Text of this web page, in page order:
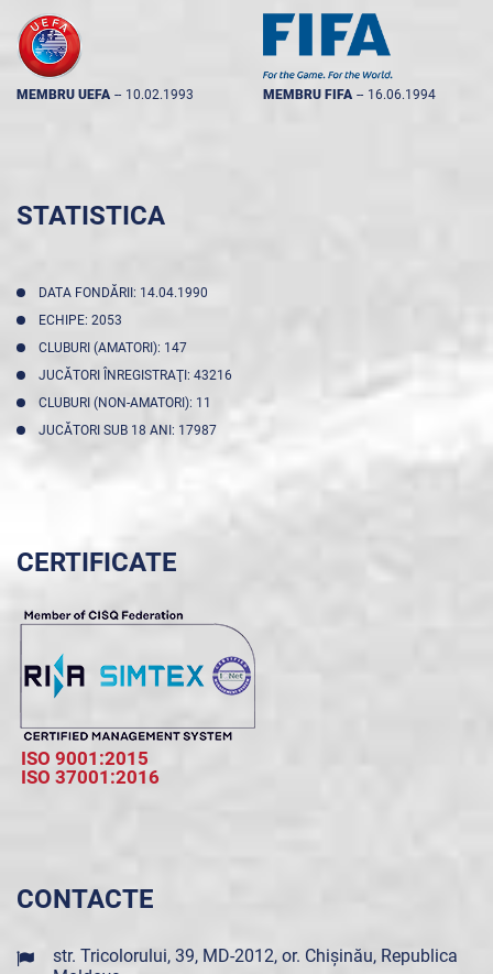
MEMBRU UEFA -- 10.02.1993 MEMBRU FIFA -- 16.06.1994
STATISTICA
DATA FONDĂRII: 14.04.1990
ECHIPE: 2053
CLUBURI (AMATORI): 147
JUCĂTORI ÎNREGISTRAŢI: 43216
CLUBURI (NON-AMATORI): 11
JUCĂTORI SUB 18 ANI: 17987
CERTIFICATE
ISO 9001:2015
ISO 37001:2016
CONTACTE
str. Tricolorului, 39, MD-2012, or. Chișinău, Republica